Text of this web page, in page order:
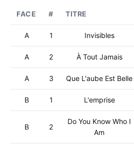
FACE # TITRE
A 1 Invisibles
A 2 À Tout Jamais
A 3 Que L'aube Est Belle
B 1 L'emprise
B 2
Do You Know Who I
Am